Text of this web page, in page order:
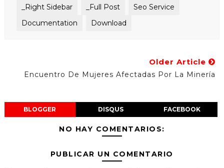
_Right Sidebar
_Full Post
Seo Service
Documentation
Download
Older Article
Encuentro De Mujeres Afectadas Por La Minería
BLOGGER DISQUS FACEBOOK
NO HAY COMENTARIOS:
PUBLICAR UN COMENTARIO